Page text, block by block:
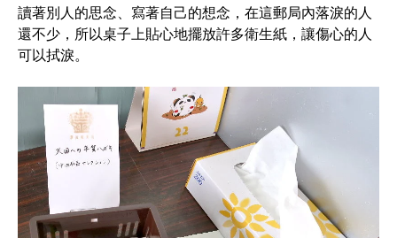
讀著別人的思念、寫著自己的想念，在這郵局內落淚的人
還不少，所以桌子上貼心地擺放許多衛生紙，讓傷心的人
可以拭淚。